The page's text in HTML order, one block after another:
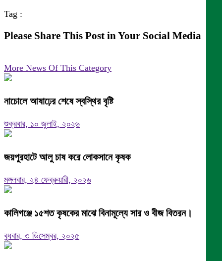
Tag :
Please Share This Post in Your Social Media
More News Of This Category
নাচোলে আষাঢ়ের শেষে স্বস্থির বৃষ্টি
শুক্রবার, ১০ জুলাই, ২০২৬
জয়পুরহাটে আলু চাষ করে লোকসানে কৃষক
মঙ্গলবার, ২৪ ফেব্রুয়ারী, ২০২৬
কালিগঞ্জে ১৫শত কৃষকের মাঝে বিনামূল্যে সার ও বীজ বিতরন।
বুধবার, ৩ ডিসেম্বর, ২০২৫